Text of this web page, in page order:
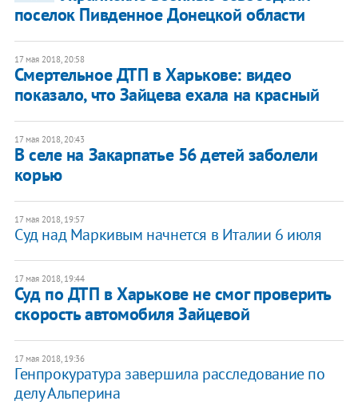
поселок Пивденное Донецкой области
17 мая 2018, 20:58
Смертельное ДТП в Харькове: видео
показало, что Зайцева ехала на красный
17 мая 2018, 20:43
В селе на Закарпатье 56 детей заболели
корью
17 мая 2018, 19:57
Суд над Маркивым начнется в Италии 6 июля
17 мая 2018, 19:44
Суд по ДТП в Харькове не смог проверить
скорость автомобиля Зайцевой
17 мая 2018, 19:36
Генпрокуратура завершила расследование по
делу Альперина